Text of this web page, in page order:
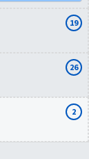
19
26
2